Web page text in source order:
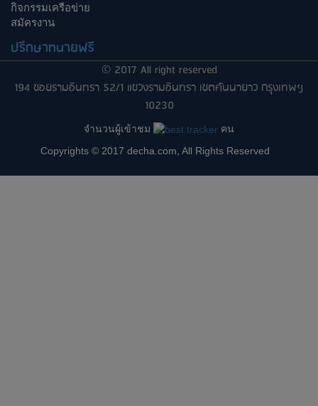
กิจกรรมเครือข่าย
สมัครงาน
ปรึกษาทนายฟรี
© 2017 All right reserved
194 ซอยรามอินทรา 52/1 แขวงรามอินทรา เขตคันนายาว กรุงเทพฯ
10230
จำนวนผู้เข้าชม
คน
Copyrights © 2017 decha.com, All Rights Reserved